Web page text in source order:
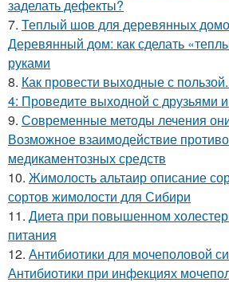
заделать дефекты?
7. Теплый шов для деревянных
Деревянный дом: как сделать
руками
8. Как провести выходные с
4: Проведите выходной с друзьями
9. Современные методы лечения
Возможное взаимодействие
медикаментозных средств
10. Жимолость альтаир описание
сортов жимолости для Сибири
11. Диета при повышенном
питания
12. Антибиотики для мочеполовой
Антибиотики при инфекциях